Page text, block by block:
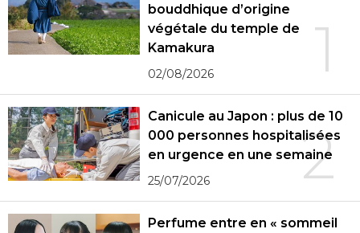
1
bouddhique d’origine
végétale du temple de
Kamakura
02/08/2026
2
Canicule au Japon : plus de 10
000 personnes hospitalisées
en urgence en une semaine
25/07/2026
Perfume entre en « sommeil